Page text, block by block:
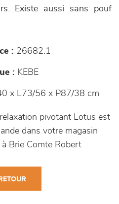
Existe aussi sans pouf
: 26682.1
: KEBE
x L73/56 x P87/38 cm
pivotant Lotus est
dans votre magasin
Brie Comte Robert
RETOUR